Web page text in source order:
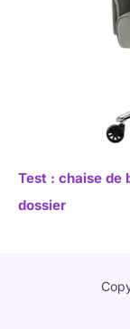
Test : chaise de
dossier